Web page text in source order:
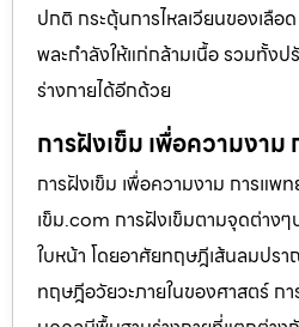
ปกติ กระตุ้นการไหลเวียนของเลือ
พละกำลังให้แก่กล้ามเนื้อ รวมทั้ง
ร่างกายได้อีกด้วย
การฝังเข็ม เพื่อความงา
การฝังเข็ม เพื่อความงาม การแพ
เข็ม.com การฝังเข็มตามจุดต่าง
ใบหน้า โดยอาศัยทฤษฎีเส้นลมปร
ทฤษฎีอวัยวะภายในของศาสตร์ ก